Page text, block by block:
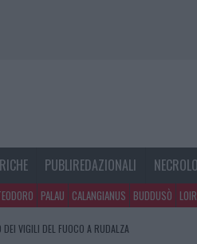
PUBLIREDAZIONALI
PALAU CALANGIANUS BUDDUSÒ
VIGILI DEL FUOCO A RUDALZA